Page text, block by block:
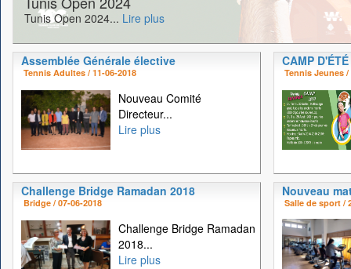
Tunis Open 2024... Lire plus
Assemblée Générale élective
Tennis Adultes / 11-06-2018
Nouveau Comité
Directeur...
Lire plus
CAMP
Tennis Jeunes /
Challenge Bridge Ramadan 2018
Bridge / 07-06-2018
Challenge Bridge Ramadan
2018...
Lire plus
Nouveau
Salle de sport /